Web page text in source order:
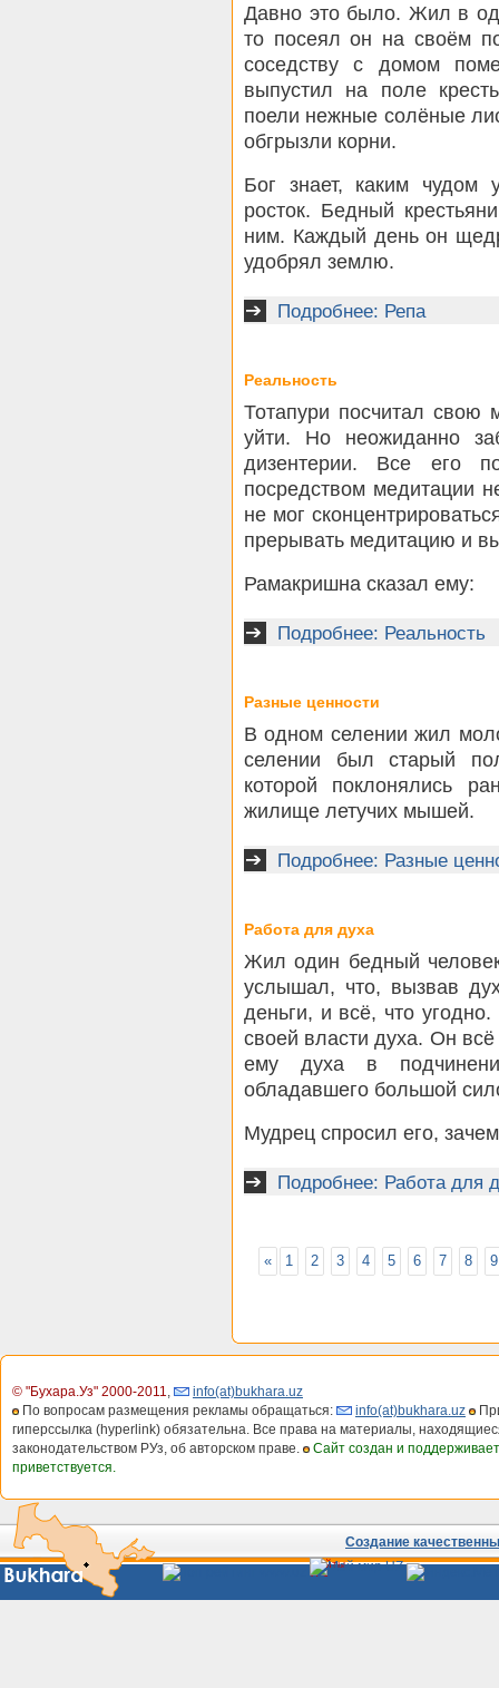
Давно это было. Жил в
то посеял он на своём
соседству с домом
выпустил на поле
поели нежные солёные
обгрызли корни.
Бог знает, каким чудом
росток. Бедный
ним. Каждый день он
удобрял землю.
Подробнее: Репа
Реальность
Тотапури посчитал свою
уйти. Но неожиданно
дизентерии. Все его
посредством медитации
не мог
прерывать медитацию и
Рамакришна сказал ему:
Подробнее: Реальность
Разные ценности
В одном селении жил
селении был старый
которой поклонялись
жилище летучих мышей.
Подробнее: Разные
Работа для духа
Жил один бедный
услышал, что, вызвав
деньги, и всё, что
своей власти духа. Он
ему духа в
обладавшего большой
Мудрец спросил его,
Подробнее: Работа для
« 1 2 3 4 5 6 7 8 9
© "Бухара.Уз" 2000-2011,
info(at)bukhara.uz
По вопросам размещения рекламы обращаться:
info(at)bukhara.uz
гиперссылка (hyperlink) обязательна. Все права на материалы,
законодательством РУз, об авторском праве.
Сайт создан и
приветствуется.
Создание
Сайты
Узбекистана